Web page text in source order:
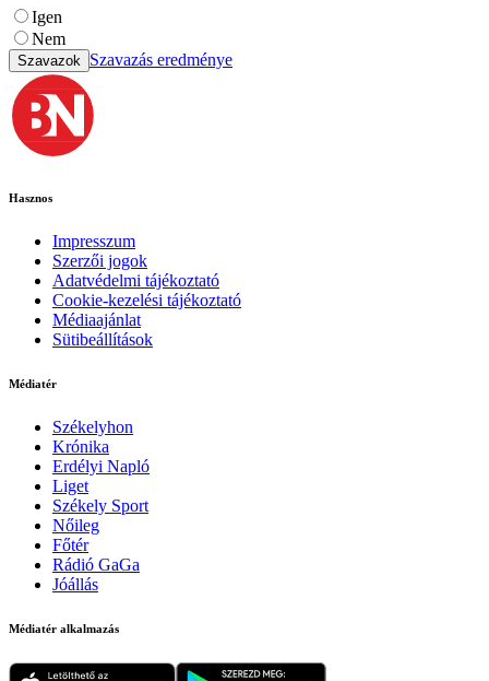
Igen
Nem
Szavazok Szavazás eredménye
Hasznos
Impresszum
Szerzői jogok
Adatvédelmi tájékoztató
Cookie-kezelési tájékoztató
Médiaajánlat
Sütibeállítások
Médiatér
Székelyhon
Krónika
Erdélyi Napló
Liget
Székely Sport
Nőileg
Főtér
Rádió GaGa
Jóállás
Médiatér alkalmazás